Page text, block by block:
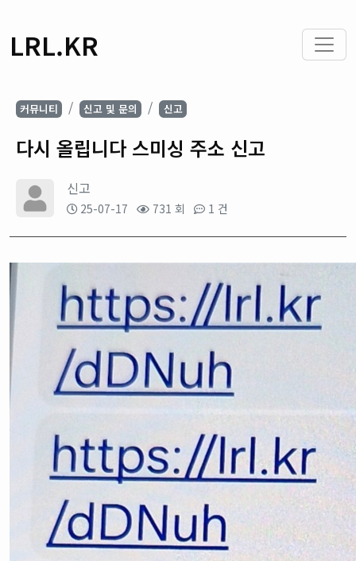
LRL.KR
커뮤니티 신고 및 문의 신고
다시 올립니다 스미싱 주소 신고
신고
25-07-17 731 회 1 건